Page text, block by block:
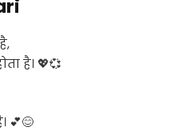
है। 💖💞
💕😊